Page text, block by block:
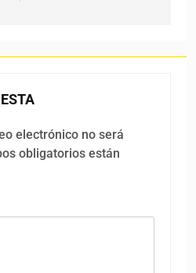
electrónico no será
obligatorios están